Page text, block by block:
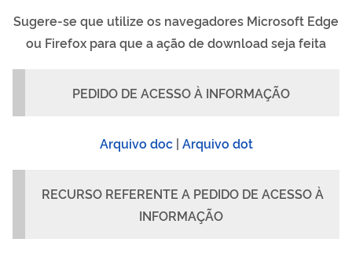
Sugere-se que utilize os navegadores Microsoft Edge
ou Firefox para que a ação de download seja feita
PEDIDO DE ACESSO À INFORMAÇÃO
Arquivo doc| Arquivo dot
RECURSO REFERENTE A PEDIDO DE ACESSO À
INFORMAÇÃO